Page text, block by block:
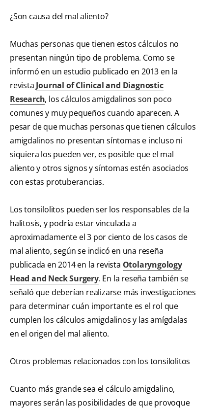
¿Son causa del mal aliento?
Muchas personas que tienen estos cálculos no
presentan ningún tipo de problema. Como se
informó en un estudio publicado en 2013 en la
revista Journal of Clinical and Diagnostic
Research, los cálculos amigdalinos son poco
comunes y muy pequeños cuando aparecen. A
pesar de que muchas personas que tienen cálculos
amigdalinos no presentan síntomas e incluso ni
siquiera los pueden ver, es posible que el mal
aliento y otros signos y síntomas estén asociados
con estas protuberancias.
Los tonsilolitos pueden ser los responsables de la
halitosis, y podría estar vinculada a
aproximadamente el 3 por ciento de los casos de
mal aliento, según se indicó en una reseña
publicada en 2014 en la revista Otolaryngology
Head and Neck Surgery. En la reseña también se
señaló que deberían realizarse más investigaciones
para determinar cuán importante es el rol que
cumplen los cálculos amigdalinos y las amígdalas
en el origen del mal aliento.
Otros problemas relacionados con los tonsilolitos
Cuanto más grande sea el cálculo amigdalino,
mayores serán las posibilidades de que provoque